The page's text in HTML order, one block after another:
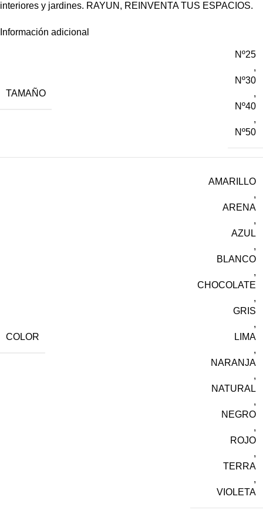
interiores y jardines. RAYUN, REINVENTA TUS ESPACIOS.
Información adicional
TAMAÑO
Nº25
,
Nº30
,
Nº40
,
Nº50
COLOR
AMARILLO
,
ARENA
,
AZUL
,
BLANCO
,
CHOCOLATE
,
GRIS
,
LIMA
,
NARANJA
,
NATURAL
,
NEGRO
,
ROJO
,
TERRA
,
VIOLETA